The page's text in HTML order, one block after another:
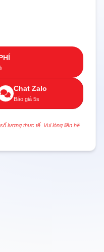
Chat Zalo
Báo giá 5s
lượng thực tế. Vui lòng liên hệ